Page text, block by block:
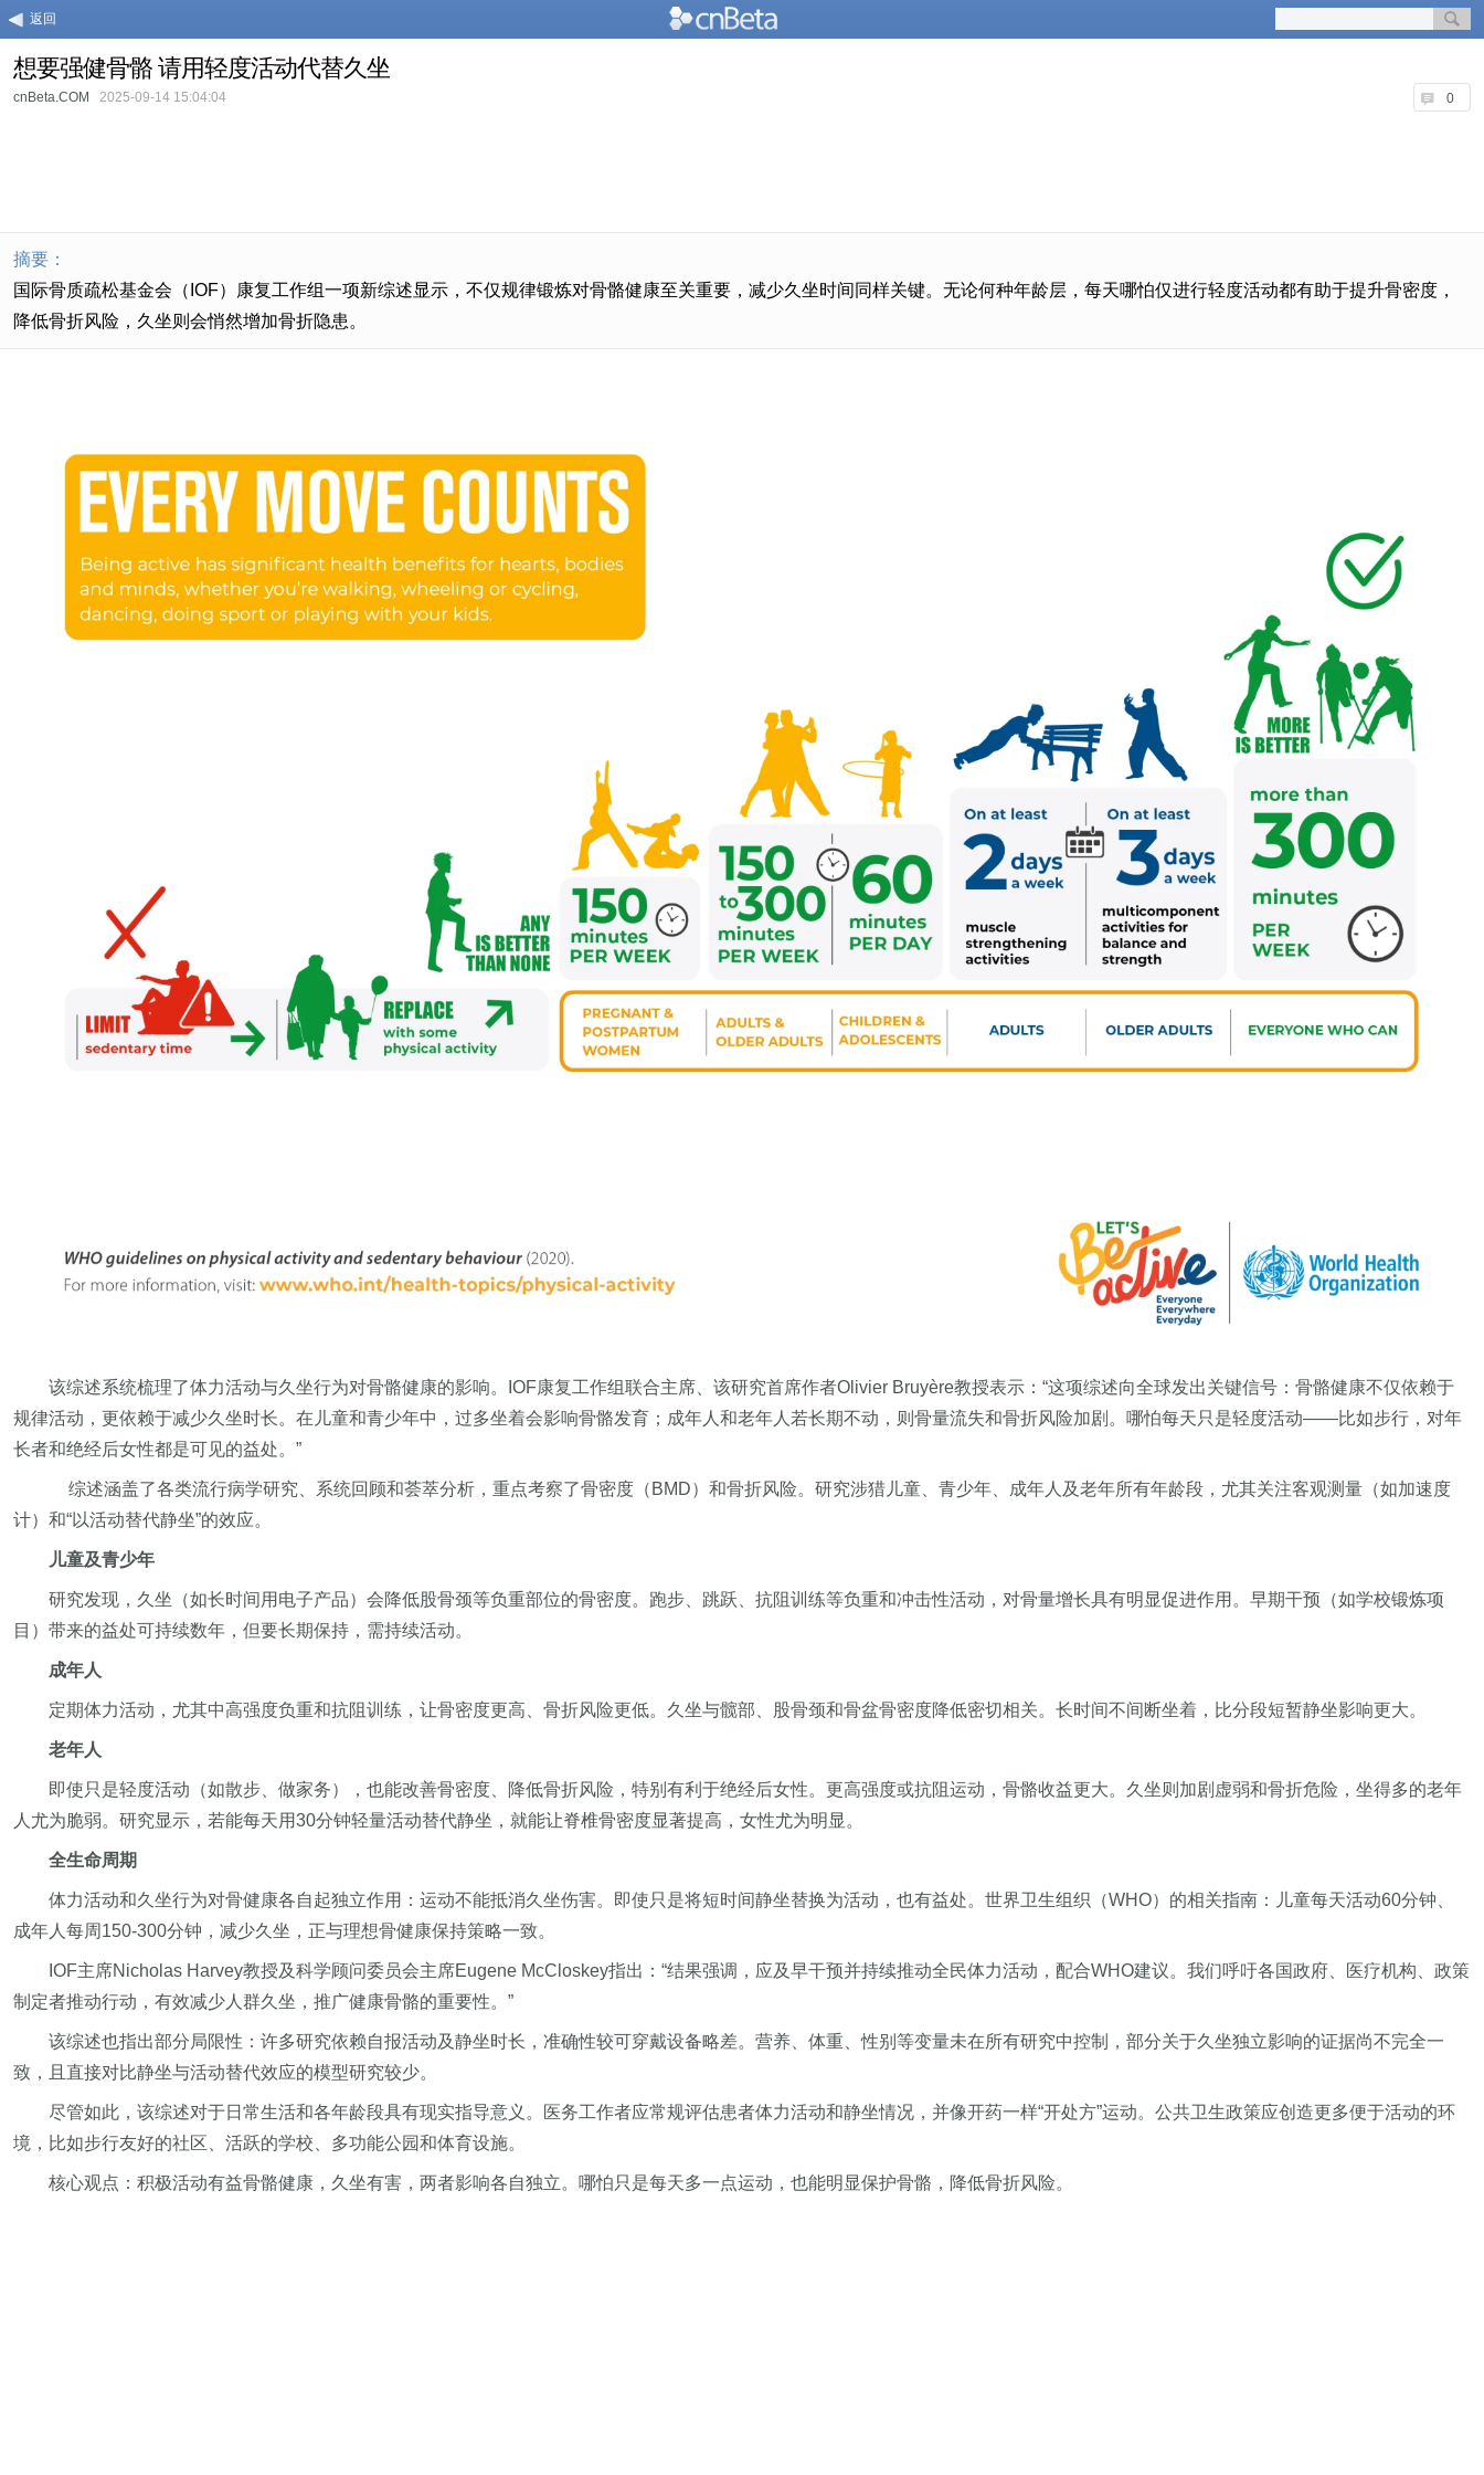
返回
想要强健骨骼 请用轻度活动代替久坐
0
cnBeta.COM 2025-09-14 15:04:04
摘要：
国际骨质疏松基金会（IOF）康复工作组一项新综述显示，不仅规律锻炼对骨骼健康至关重要，减少久坐时间同样关键。无论何种年龄层，每天哪怕仅进行轻度活动都有助于提升骨密度，
降低骨折风险，久坐则会悄然增加骨折隐患。
该综述系统梳理了体力活动与久坐行为对骨骼健康的影响。IOF康复工作组联合主席、该研究首席作者Olivier Bruyère教授表示：“这项综述向全球发出关键信号：骨骼健康不仅依赖于
规律活动，更依赖于减少久坐时长。在儿童和青少年中，过多坐着会影响骨骼发育；成年人和老年人若长期不动，则骨量流失和骨折风险加剧。哪怕每天只是轻度活动——比如步行，对年
长者和绝经后女性都是可见的益处。”
综述涵盖了各类流行病学研究、系统回顾和荟萃分析，重点考察了骨密度（BMD）和骨折风险。研究涉猎儿童、青少年、成年人及老年所有年龄段，尤其关注客观测量（如加速度
计）和“以活动替代静坐”的效应。
儿童及青少年
研究发现，久坐（如长时间用电子产品）会降低股骨颈等负重部位的骨密度。跑步、跳跃、抗阻训练等负重和冲击性活动，对骨量增长具有明显促进作用。早期干预（如学校锻炼项
目）带来的益处可持续数年，但要长期保持，需持续活动。
成年人
定期体力活动，尤其中高强度负重和抗阻训练，让骨密度更高、骨折风险更低。久坐与髋部、股骨颈和骨盆骨密度降低密切相关。长时间不间断坐着，比分段短暂静坐影响更大。
老年人
即使只是轻度活动（如散步、做家务），也能改善骨密度、降低骨折风险，特别有利于绝经后女性。更高强度或抗阻运动，骨骼收益更大。久坐则加剧虚弱和骨折危险，坐得多的老年
人尤为脆弱。研究显示，若能每天用30分钟轻量活动替代静坐，就能让脊椎骨密度显著提高，女性尤为明显。
全生命周期
体力活动和久坐行为对骨健康各自起独立作用：运动不能抵消久坐伤害。即使只是将短时间静坐替换为活动，也有益处。世界卫生组织（WHO）的相关指南：儿童每天活动60分钟、
成年人每周150-300分钟，减少久坐，正与理想骨健康保持策略一致。
IOF主席Nicholas Harvey教授及科学顾问委员会主席Eugene McCloskey指出：“结果强调，应及早干预并持续推动全民体力活动，配合WHO建议。我们呼吁各国政府、医疗机构、政策
制定者推动行动，有效减少人群久坐，推广健康骨骼的重要性。”
该综述也指出部分局限性：许多研究依赖自报活动及静坐时长，准确性较可穿戴设备略差。营养、体重、性别等变量未在所有研究中控制，部分关于久坐独立影响的证据尚不完全一
致，且直接对比静坐与活动替代效应的模型研究较少。
尽管如此，该综述对于日常生活和各年龄段具有现实指导意义。医务工作者应常规评估患者体力活动和静坐情况，并像开药一样“开处方”运动。公共卫生政策应创造更多便于活动的环
境，比如步行友好的社区、活跃的学校、多功能公园和体育设施。
核心观点：积极活动有益骨骼健康，久坐有害，两者影响各自独立。哪怕只是每天多一点运动，也能明显保护骨骼，降低骨折风险。